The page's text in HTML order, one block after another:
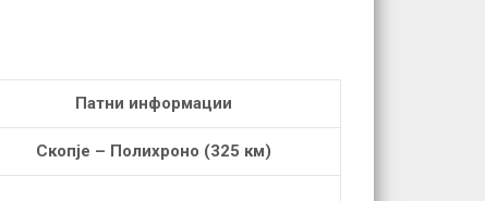
Патни информации
Скопје – Полихроно (325 км)